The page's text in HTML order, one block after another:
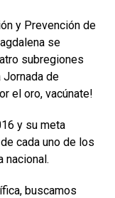
y Prevención de
se
subregiones
Jornada de
el oro, vacúnate!
y su meta
cada uno de los
nacional.
buscamos